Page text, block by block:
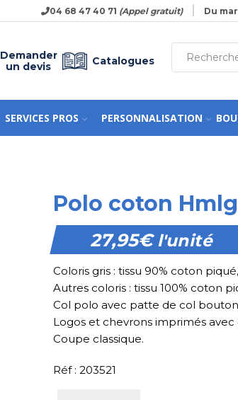
04 68 47 40 71 (Appel gratuit) Du
Demander
un devis
Catalogues
SERVICES PROS PERSONNALISATION
Polo coton
27,95€l'unité
Coloris gris : tissu 90% coton
Autres coloris : tissu 100% coton
Col polo avec patte de col
Logos et chevrons imprimés avec
Coupe classique.
Réf : 203521